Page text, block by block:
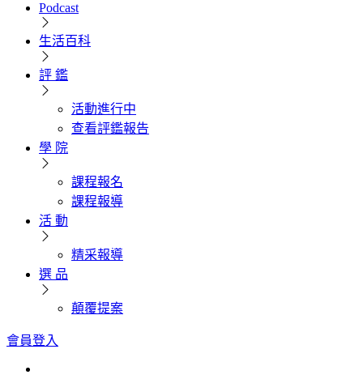
Podcast
生活百科
評 鑑
活動進行中
查看評鑑報告
學 院
課程報名
課程報導
活 動
精采報導
選 品
顛覆提案
會員登入